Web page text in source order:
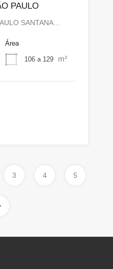
PAULO
SANTANA…
Área
106 a 129 m²
3 4 5